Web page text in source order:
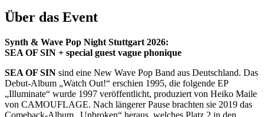
Über das Event
Synth & Wave Pop Night Stuttgart 2026:
SEA OF SIN + special guest vague phonique
SEA OF SIN sind eine New Wave Pop Band aus Deutschland. Das
Debut-Album „Watch Out!“ erschien 1995, die folgende EP
„Illuminate“ wurde 1997 veröffentlicht, produziert von Heiko Maile
von CAMOUFLAGE. Nach längerer Pause brachten sie 2019 das